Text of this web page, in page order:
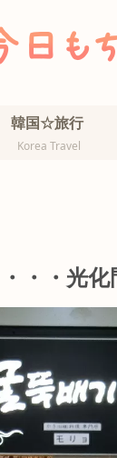
韓国☆旅行
Korea Travel
・・光化